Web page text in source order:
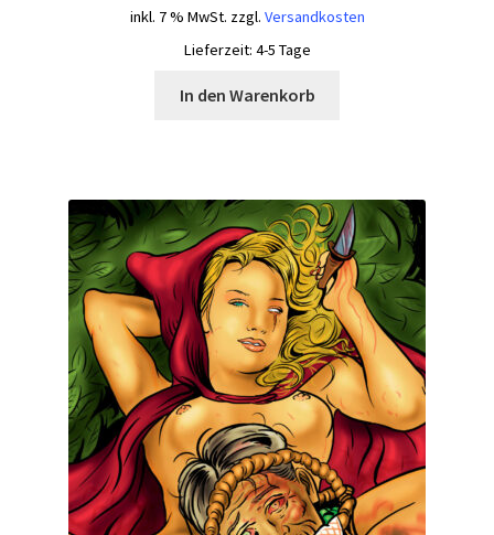
inkl. 7 % MwSt. zzgl. Versandkosten
Lieferzeit: 4-5 Tage
In den Warenkorb